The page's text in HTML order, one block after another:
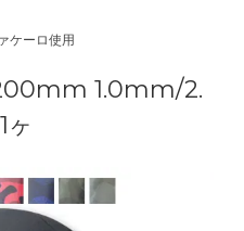
ケーロ使用
1.0mm/2.